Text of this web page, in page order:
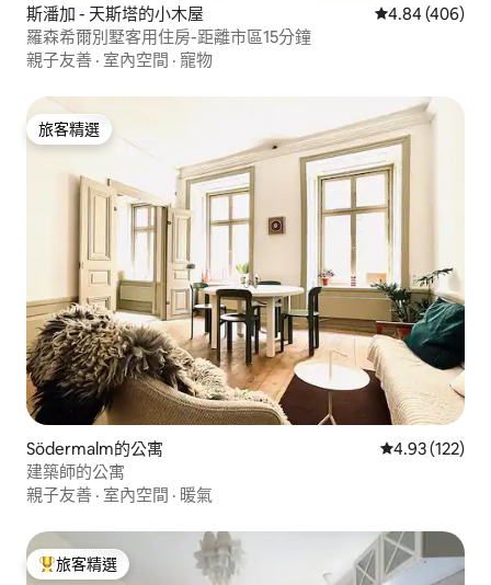
斯潘加 - 天斯塔的小木屋 從 406 則評價
4.84 (406)
羅森希爾別墅客用住房-距離市區15分鐘
親子友善 · 室內空間 · 寵物
旅客精選
旅客精選
Södermalm的公寓 從 122 則評價
4.93 (122)
建築師的公寓
親子友善 · 室內空間 · 暖氣
旅客精選榜首
旅客精選